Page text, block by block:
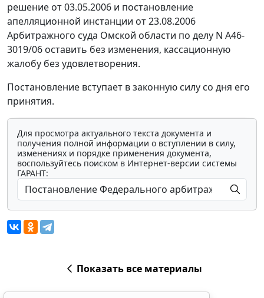
решение от 03.05.2006 и постановление
апелляционной инстанции от 23.08.2006
Арбитражного суда Омской области по делу N А46-
3019/06 оставить без изменения, кассационную
жалобу без удовлетворения.
Постановление вступает в законную силу со дня его
принятия.
Для просмотра актуального текста документа и
получения полной информации о вступлении в силу,
изменениях и порядке применения документа,
воспользуйтесь поиском в Интернет-версии системы
ГАРАНТ:
Показать все материалы